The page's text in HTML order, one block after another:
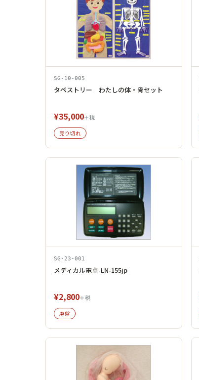
SG-10-005
タペストリー わたしの体・骨セット
¥35,000＋税
売り切れ
SG-23-001
メディカル電卓-LN-155jp
¥2,800＋税
廃盤